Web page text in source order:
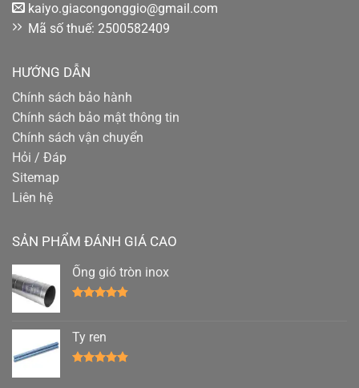
kaiyo.giacongonggio@gmail.com
Mã số thuế: 2500582409
HƯỚNG DẪN
Chính sách bảo hành
Chính sách bảo mật thông tin
Chính sách vận chuyển
Hỏi / Đáp
Sitemap
Liên hệ
SẢN PHẨM ĐÁNH GIÁ CAO
Ống gió tròn inox
5 sao
Ty ren